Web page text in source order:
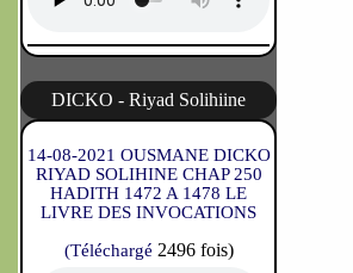
DICKO - Riyad Solihiine
14-08-2021 OUSMANE DICKO
RIYAD SOLIHINE CHAP 250
HADITH 1472 A 1478 LE
LIVRE DES INVOCATIONS
(Téléchargé 2496 fois)